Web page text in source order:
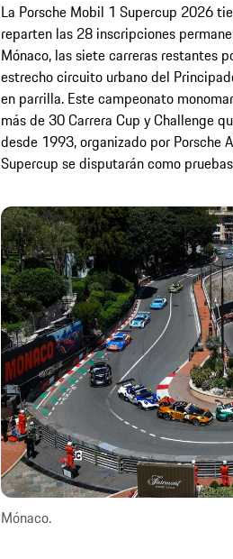
La Porsche Mobil 1 Supercup 2026
reparten las 28 inscripciones
Mónaco, las siete carreras restantes
estrecho circuito urbano del
en parrilla. Este campeonato
más de 30 Carrera Cup y Challenge
desde 1993, organizado por Porsche
Supercup se disputarán como
Mónaco.